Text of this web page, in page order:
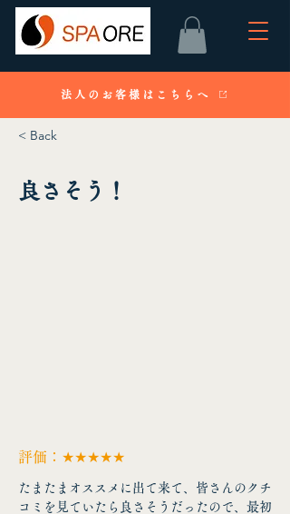
法人のお客様はこちらへ
< Back
良さそう！
評価：★★★★★
たまたまオススメに出て来て、皆さんのクチ
コミを見ていたら良さそうだったので、最初